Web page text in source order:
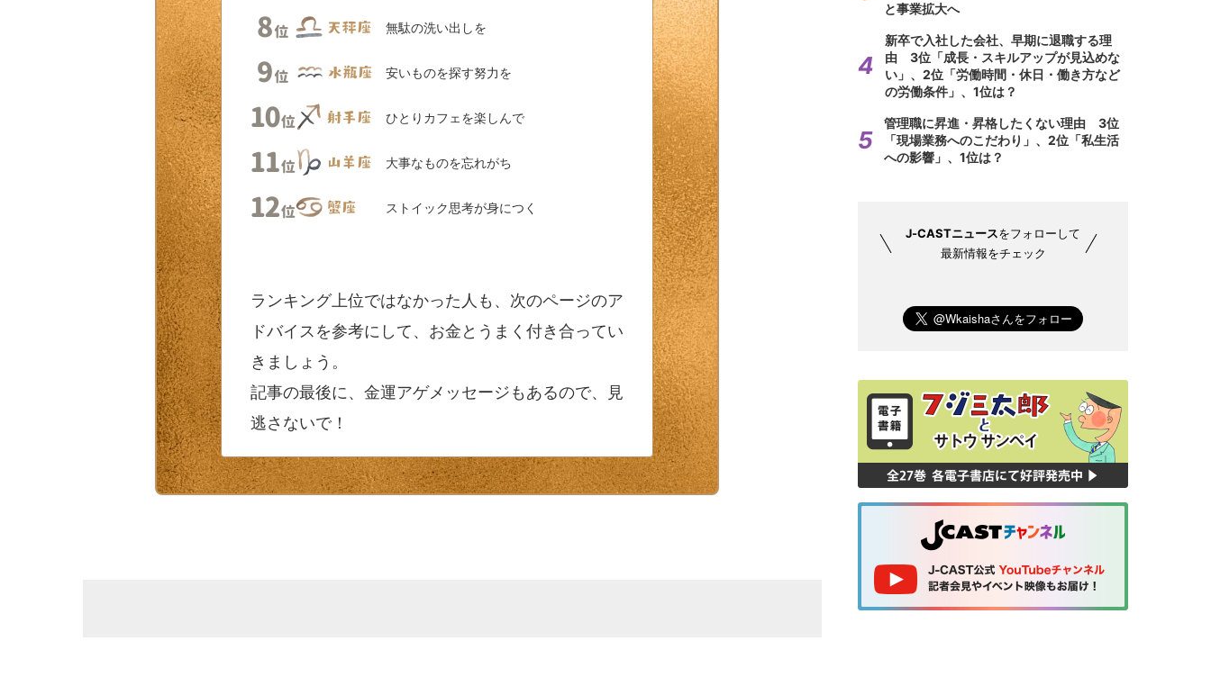
無駄の洗い出しを
安いものを探す努力を
ひとりカフェを楽しんで
大事なものを忘れがち
ストイック思考が身につく
ランキング上位ではなかった人も、次のページのア
ドバイスを参考にして、お金とうまく付き合ってい
きましょう。
記事の最後に、金運アゲメッセージもあるので、見
逃さないで！
と事業拡大へ
新卒で入社した会社、早期に退職する理
由 3位「成長・スキルアップが見込めな
い」、2位「労働時間・休日・働き方など
の労働条件」、1位は？
管理職に昇進・昇格したくない理由 3位
「現場業務へのこだわり」、2位「私生活
への影響」、1位は？
J-CASTニュースをフォローして
最新情報をチェック